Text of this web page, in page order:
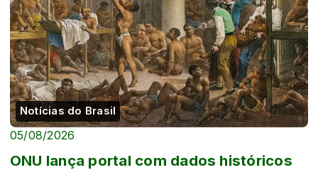
Notícias do Brasil
05/08/2026
ONU lança portal com dados históricos